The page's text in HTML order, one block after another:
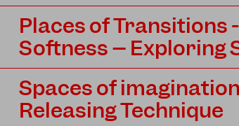
Places of
Softness – Exploring
Spaces of
Releasing Technique